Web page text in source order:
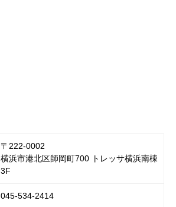
〒222-0002
横浜市港北区師岡町700 トレッサ横浜南棟
3F
045-534-2414